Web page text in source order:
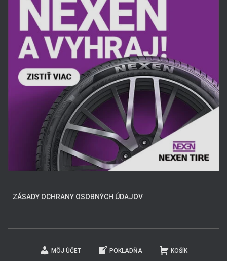
ZÁSADY OCHRANY OSOBNÝCH ÚDAJOV
MÔJ ÚČET POKLADŇA KOŠÍK